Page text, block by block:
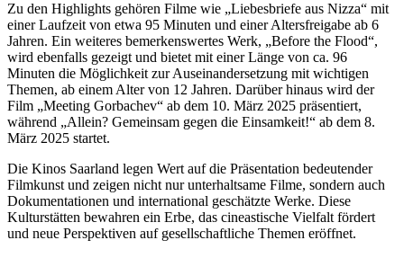
Zu den Highlights gehören Filme wie „Liebesbriefe aus Nizza“ mit
einer Laufzeit von etwa 95 Minuten und einer Altersfreigabe ab 6
Jahren. Ein weiteres bemerkenswertes Werk, „Before the Flood“,
wird ebenfalls gezeigt und bietet mit einer Länge von ca. 96
Minuten die Möglichkeit zur Auseinandersetzung mit wichtigen
Themen, ab einem Alter von 12 Jahren. Darüber hinaus wird der
Film „Meeting Gorbachev“ ab dem 10. März 2025 präsentiert,
während „Allein? Gemeinsam gegen die Einsamkeit!“ ab dem 8.
März 2025 startet.
Die Kinos Saarland legen Wert auf die Präsentation bedeutender
Filmkunst und zeigen nicht nur unterhaltsame Filme, sondern auch
Dokumentationen und international geschätzte Werke. Diese
Kulturstätten bewahren ein Erbe, das cineastische Vielfalt fördert
und neue Perspektiven auf gesellschaftliche Themen eröffnet.